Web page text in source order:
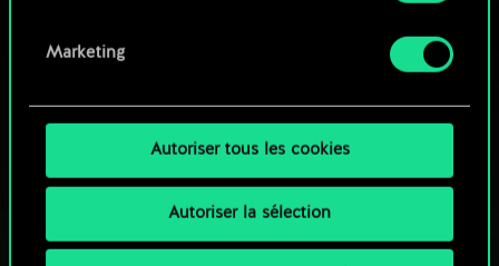
Marketing
Autoriser tous les cookies
Autoriser la sélection